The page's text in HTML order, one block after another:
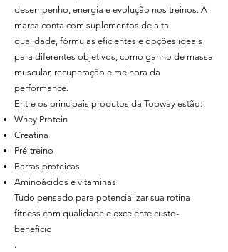
desempenho, energia e evolução nos treinos. A
marca conta com suplementos de alta
qualidade, fórmulas eficientes e opções ideais
para diferentes objetivos, como ganho de massa
muscular, recuperação e melhora da
performance.
Entre os principais produtos da Topway estão:
Whey Protein
Creatina
Pré-treino
Barras proteicas
Aminoácidos e vitaminas
Tudo pensado para potencializar sua rotina
fitness com qualidade e excelente custo-
benefício
.